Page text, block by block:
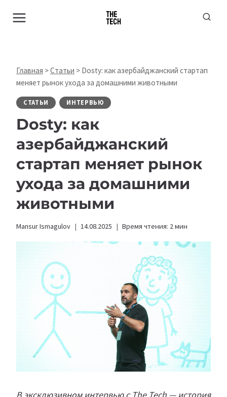
Главная >Статьи > Dosty: как азербайджанский стартап
меняет рынок ухода за домашними животными
СТАТЬИ ИНТЕРВЬЮ
Dosty: как
азербайджанский
стартап меняет рынок
ухода за домашними
животными
Mansur Ismagulov 14.08.2025 Время чтения: 2мин